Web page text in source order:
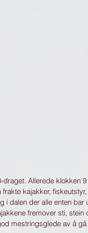
draget. Allerede klokken
kajakker,
i dalen der alle enten
fremover sti,
mestringsglede av å